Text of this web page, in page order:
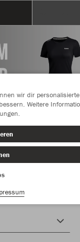
MORE
wir dir personalisierte
Weitere